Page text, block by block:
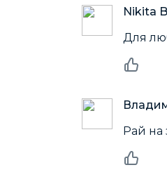
Nikita
Для
Рай на